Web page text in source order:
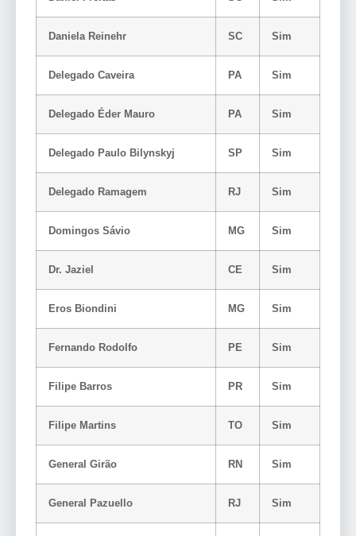
Daniela Reinehr SC Sim
Delegado Caveira PA Sim
Delegado Éder Mauro PA Sim
Delegado Paulo Bilynskyj SP Sim
Delegado Ramagem RJ Sim
Domingos Sávio MG Sim
Dr. Jaziel CE Sim
Eros Biondini MG Sim
Fernando Rodolfo PE Sim
Filipe Barros PR Sim
Filipe Martins TO Sim
General Girão RN Sim
General Pazuello RJ Sim